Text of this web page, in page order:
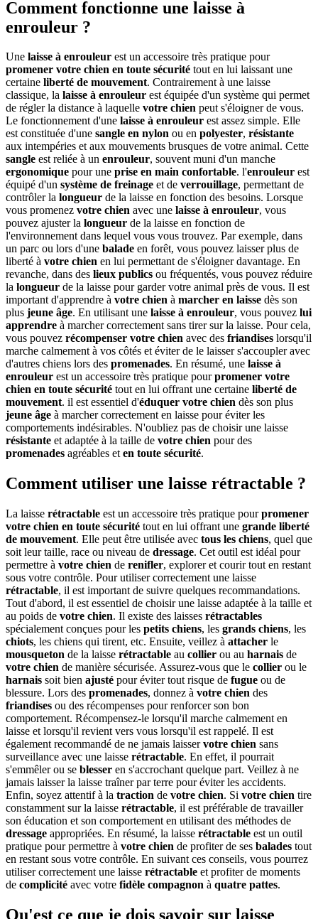
Comment fonctionne une laisse à
enrouleur ?
Une laisse à enrouleur est un accessoire très pratique pour
promener votre chien en toute sécurité tout en lui laissant une
certaine liberté de mouvement. Contrairement à une laisse
classique, la laisse à enrouleur est équipée d'un système qui permet
de régler la distance à laquelle votre chien peut s'éloigner de vous.
Le fonctionnement d'une laisse à enrouleur est assez simple. Elle
est constituée d'une sangle en nylon ou en polyester, résistante
aux intempéries et aux mouvements brusques de votre animal. Cette
sangle est reliée à un enrouleur, souvent muni d'un manche
ergonomique pour une prise en main confortable. l'enrouleur est
équipé d'un système de freinage et de verrouillage, permettant de
contrôler la longueur de la laisse en fonction des besoins. Lorsque
vous promenez votre chien avec une laisse à enrouleur, vous
pouvez ajuster la longueur de la laisse en fonction de
l'environnement dans lequel vous vous trouvez. Par exemple, dans
un parc ou lors d'une balade en forêt, vous pouvez laisser plus de
liberté à votre chien en lui permettant de s'éloigner davantage. En
revanche, dans des lieux publics ou fréquentés, vous pouvez réduire
la longueur de la laisse pour garder votre animal près de vous. Il est
important d'apprendre à votre chien à marcher en laisse dès son
plus jeune âge. En utilisant une laisse à enrouleur, vous pouvez lui
apprendre à marcher correctement sans tirer sur la laisse. Pour cela,
vous pouvez récompenser votre chien avec des friandises lorsqu'il
marche calmement à vos côtés et éviter de le laisser s'accoupler avec
d'autres chiens lors des promenades. En résumé, une laisse à
enrouleur est un accessoire très pratique pourpromener votre
chien en toute sécurité tout en lui offrant une certaine liberté de
mouvement. il est essentiel d'éduquer votre chien dès son plus
jeune âge à marcher correctement en laisse pour éviter les
comportements indésirables. N'oubliez pas de choisir une laisse
résistante et adaptée à la taille de votre chien pour des
promenades agréables eten toute sécurité.
Comment utiliser une laisse rétractable ?
La laisse rétractable est un accessoire très pratique pourpromener
votre chien en toute sécurité tout en lui offrant une grande liberté
de mouvement. Elle peut être utilisée avec tous les chiens, quel que
soit leur taille, race ou niveau de dressage. Cet outil est idéal pour
permettre à votre chien de renifler, explorer et courir tout en restant
sous votre contrôle. Pour utiliser correctement une laisse
rétractable, il est important de suivre quelques recommandations.
Tout d'abord, il est essentiel de choisir une laisse adaptée à la taille et
au poids de votre chien. Il existe des laisses rétractables
spécialement conçues pour les petits chiens, les grands chiens, les
chiots, les chiens qui tirent, etc. Ensuite, veillez à attacher le
mousqueton de la laisse rétractable au collier ou au harnais de
votre chien de manière sécurisée. Assurez-vous que le collier ou le
harnais soit bien ajusté pour éviter tout risque de fugue ou de
blessure. Lors des promenades, donnez à votre chien des
friandises ou des récompenses pour renforcer son bon
comportement. Récompensez-le lorsqu'il marche calmement en
laisse et lorsqu'il revient vers vous lorsqu'il est rappelé. Il est
également recommandé de ne jamais laisservotre chien sans
surveillance avec une laisse rétractable. En effet, il pourrait
s'emmêler ou se blesser en s'accrochant quelque part. Veillez à ne
jamais laisser la laisse traîner par terre pour éviter les accidents.
Enfin, soyez attentif à la traction de votre chien. Si votre chien tire
constamment sur la laisse rétractable, il est préférable de travailler
son éducation et son comportement en utilisant des méthodes de
dressage appropriées. En résumé, la laisse rétractable est un outil
pratique pour permettre à votre chien de profiter de ses balades tout
en restant sous votre contrôle. En suivant ces conseils, vous pourrez
utiliser correctement une laisse rétractable et profiter de moments
de complicité avec votre fidèle compagnon à quatre pattes.
Qu'est ce que je dois savoir sur laisse